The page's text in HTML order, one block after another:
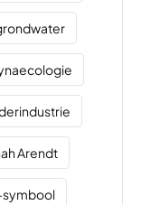
Arendt